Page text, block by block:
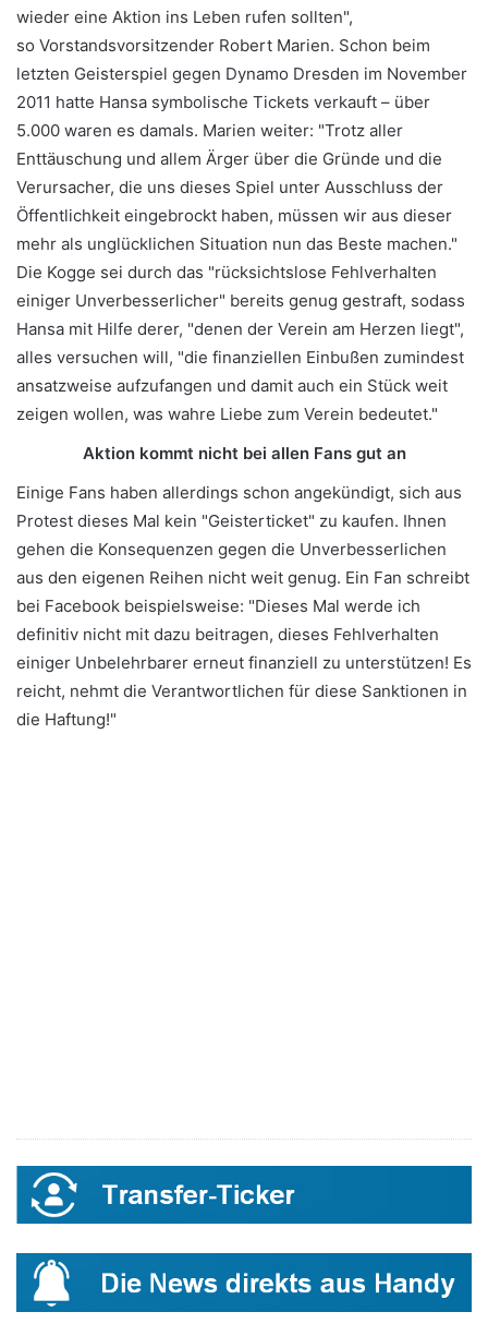
wieder eine Aktion ins Leben rufen sollten",
so Vorstandsvorsitzender Robert Marien. Schon beim
letzten Geisterspiel gegen Dynamo Dresden im November
2011 hatte Hansa symbolische Tickets verkauft – über
5.000 waren es damals. Marien weiter: "Trotz aller
Enttäuschung und allem Ärger über die Gründe und die
Verursacher, die uns dieses Spiel unter Ausschluss der
Öffentlichkeit eingebrockt haben, müssen wir aus dieser
mehr als unglücklichen Situation nun das Beste machen."
Die Kogge sei durch das "rücksichtslose Fehlverhalten
einiger Unverbesserlicher" bereits genug gestraft, sodass
Hansa mit Hilfe derer, "denen der Verein am Herzen liegt",
alles versuchen will, "die finanziellen Einbußen zumindest
ansatzweise aufzufangen und damit auch ein Stück weit
zeigen wollen, was wahre Liebe zum Verein bedeutet."
Aktion kommt nicht bei allen Fans gut an
Einige Fans haben allerdings schon angekündigt, sich aus
Protest dieses Mal kein "Geisterticket" zu kaufen. Ihnen
gehen die Konsequenzen gegen die Unverbesserlichen
aus den eigenen Reihen nicht weit genug. Ein Fan schreibt
bei Facebook beispielsweise: "Dieses Mal werde ich
definitiv nicht mit dazu beitragen, dieses Fehlverhalten
einiger Unbelehrbarer erneut finanziell zu unterstützen! Es
reicht, nehmt die Verantwortlichen für diese Sanktionen in
die Haftung!"